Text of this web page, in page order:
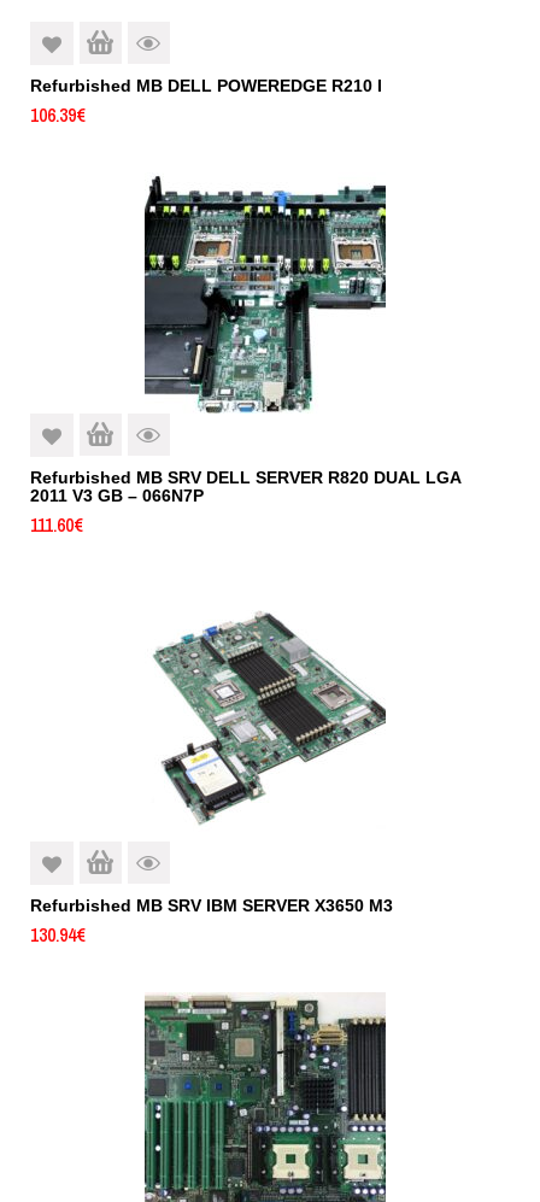
Refurbished MB DELL POWEREDGE R210 I
106.39€
Refurbished MB SRV DELL SERVER R820 DUAL LGA
2011 V3 GB – 066N7P
111.60€
Refurbished MB SRV IBM SERVER X3650 M3
130.94€